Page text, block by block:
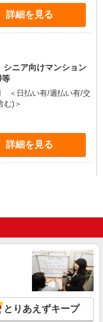
詳細を見る
ニア向けマンション
＜日払い有/週払い有/交
む)＞
詳細を見る
ンション▼フロアの巡
＜日払い有/週払い有/交
)＞
詳細を見る
とりあえずキープ